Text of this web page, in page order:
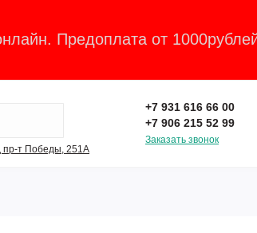
Предоплата от
пр-т Победы, 251А
+7 931 616 66 00
+7 906 215 52 99
Заказать звонок